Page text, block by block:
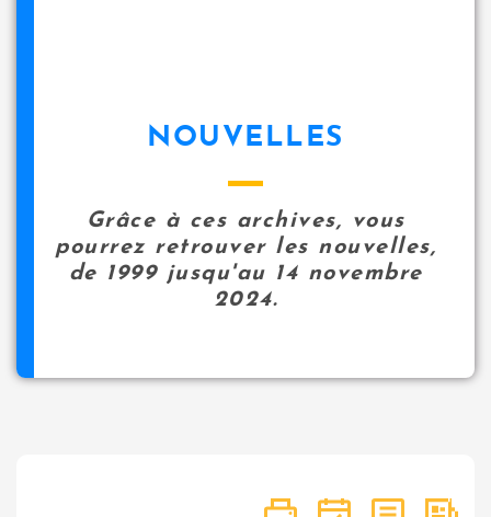
NOUVELLES
Grâce à ces archives, vous
pourrez retrouver les nouvelles,
de 1999 jusqu'au 14 novembre
2024.